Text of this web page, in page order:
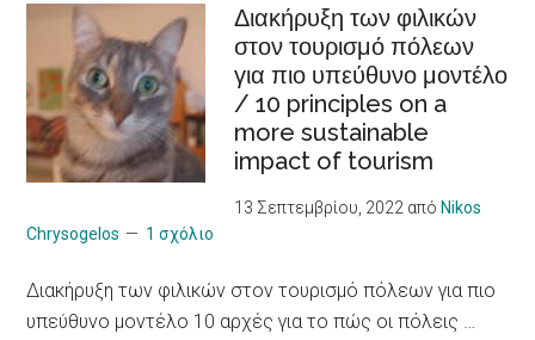
επιχειρηματικότητας
για
νεαρούς
φροντιστές
ατόμων
με
χρόνια
/
Social
Διακήρυξη των φιλικών
στον τουρισμό πόλεων
για πιο υπεύθυνο μοντέλο
/ 10 principles on a
more sustainable
impact of tourism
13 Σεπτεμβρίου, 2022 από Nikos
Chrysogelos
1 σχόλιο
Διακήρυξη των φιλικών στον τουρισμό πόλεων για πιο
υπεύθυνο μοντέλο 10 αρχές για το πώς οι πόλεις …